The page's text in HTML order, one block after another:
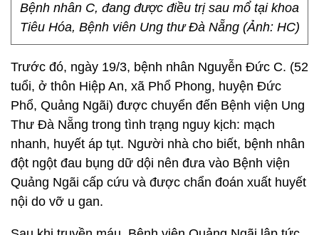
Bệnh nhân C, đang được điều trị sau mổ tại khoa
Tiêu Hóa, Bệnh viên Ung thư Đà Nẵng (Ảnh: HC)
Trước đó, ngày 19/3, bệnh nhân Nguyễn Đức C. (52
tuổi, ở thôn Hiệp An, xã Phổ Phong, huyện Đức
Phổ, Quảng Ngãi) được chuyển đến Bệnh viện Ung
Thư Đà Nẵng trong tình trạng nguy kịch: mạch
nhanh, huyết áp tụt. Người nhà cho biết, bệnh nhân
đột ngột đau bụng dữ dội nên đưa vào Bệnh viện
Quảng Ngãi cấp cứu và được chẩn đoán xuất huyết
nội do vỡ u gan.